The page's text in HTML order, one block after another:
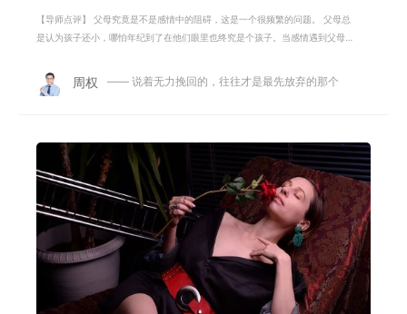
【导师点评】 父母究竟是不是感情中的阻碍，这是一个很频繁的问题。 父母总
是认为孩子还小，哪怕年纪到了在他们眼里也终究是个孩子。当感情遇到父母
周权 —— 说着无力挽回的，往往才是最先放弃的那个